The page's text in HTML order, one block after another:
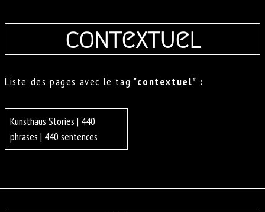
contextuel
Liste des pages avec le tag "contextuel" :
Kunsthaus Stories | 440
phrases | 440 sentences